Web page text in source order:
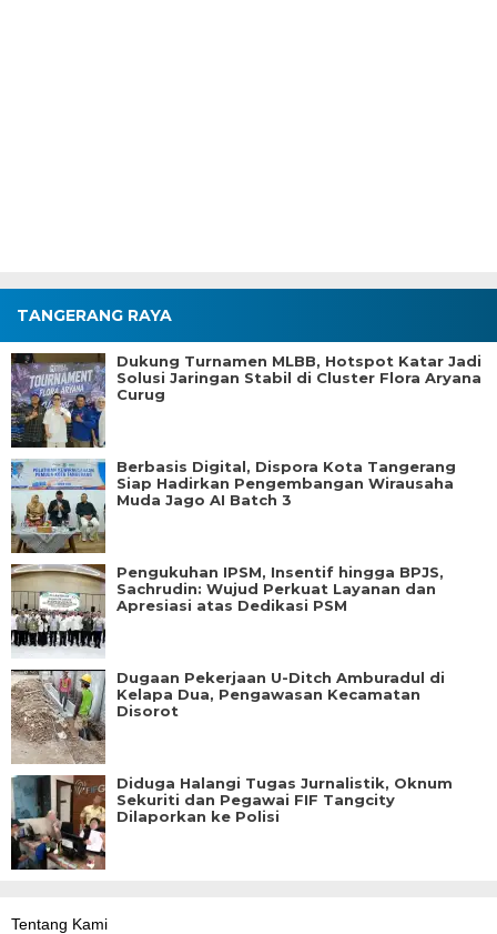
TANGERANG RAYA
Dukung Turnamen MLBB, Hotspot Katar Jadi
Solusi Jaringan Stabil di Cluster Flora Aryana
Curug
Berbasis Digital, Dispora Kota Tangerang
Siap Hadirkan Pengembangan Wirausaha
Muda Jago AI Batch 3
Pengukuhan IPSM, Insentif hingga BPJS,
Sachrudin: Wujud Perkuat Layanan dan
Apresiasi atas Dedikasi PSM
Dugaan Pekerjaan U-Ditch Amburadul di
Kelapa Dua, Pengawasan Kecamatan
Disorot
Diduga Halangi Tugas Jurnalistik, Oknum
Sekuriti dan Pegawai FIF Tangcity
Dilaporkan ke Polisi
Tentang Kami